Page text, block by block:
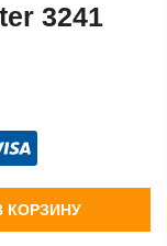
3241
КОРЗИНУ